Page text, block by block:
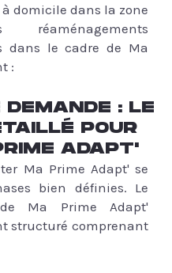
domicile dans la zone
dans le cadre de Ma
:
DEMANDE : LE
POUR
ADAPT'
Ma Prime Adapt' se
bien définies. Le
Ma Prime Adapt'
structuré comprenant